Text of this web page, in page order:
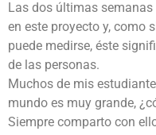
Las dos últimas
en este proyecto y, como
puede medirse, éste
de las personas.
Muchos de mis
mundo es muy grande,
Siempre comparto con